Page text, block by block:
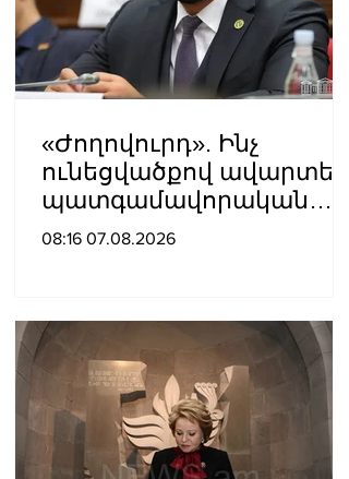
«Ժողովուրդ». Ինչ
ունեցվածքով ավարտեց
պատգամավորական
գործունեությունը Հայկ
08:16 07.08.2026